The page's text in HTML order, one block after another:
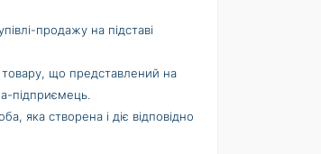
продажу на підставі
товару, що представлений на
підприємець.
яка створена і діє відповідно